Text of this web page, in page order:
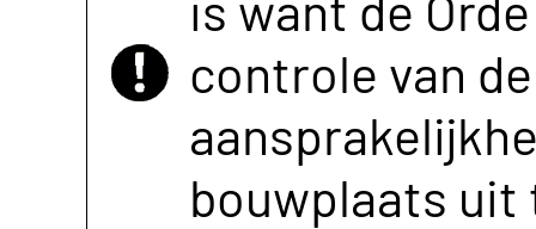
controle van
bouwplaats uit